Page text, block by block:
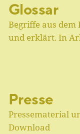
Glossar
Begriffe aus
und erklärt. In
Presse
Pressematerial
Download